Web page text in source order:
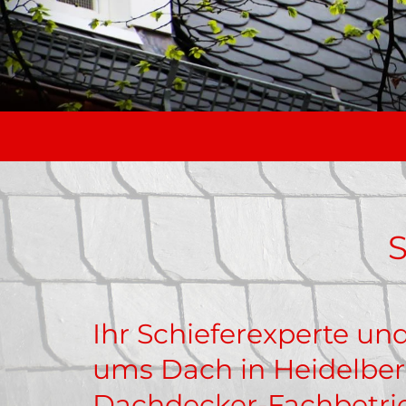
Ihr Schieferexperte
ums Dach in